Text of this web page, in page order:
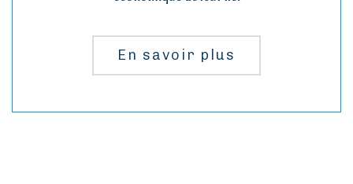
En savoir plus